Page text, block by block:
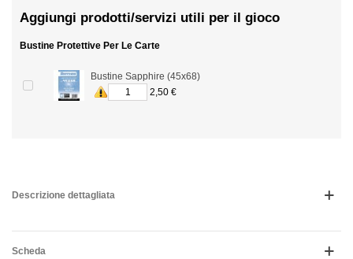
Aggiungi prodotti/servizi utili per il gioco
Bustine Protettive Per Le Carte
Bustine Sapphire (45x68)
2,50 €
Descrizione dettagliata
Scheda